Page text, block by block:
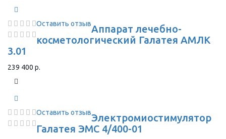
Оставить отзывАппарат лечебно-
косметологический Галатея АМЛК
3.01
239 400 р.
Оставить отзывЭлектромиостимулятор
Галатея ЭМС 4/400-01